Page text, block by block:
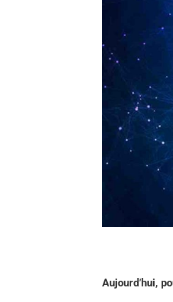
Aujourd’hui,